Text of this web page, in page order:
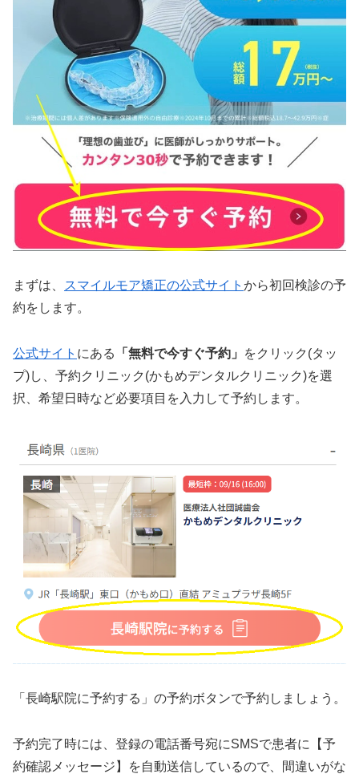
まずは、 スマイルモア矯正の公式サイト から初回検診の予
約をします。
公式サイト にある 「無料で今すぐ予約」
をクリック(タッ
プ)し、予約クリニック(かもめデンタルクリニック)を選
択、希望日時など必要項目を入力して予約します。
「長崎駅院に予約する」の予約ボタンで予約しましょう。
予約完了時には、登録の電話番号宛にSMSで患者に【予
約確認メッセージ】を自動送信しているので、間違いがな